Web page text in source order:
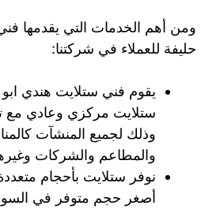
ومن أهم الخدمات التي يقدمها
حليفة للعملاء في شركتنا:
يقوم فني ستلايت هندي
ستلايت مركزي وعادي مع
وذلك لجميع المنشآت
والمطاعم والشركات
نوفر ستلايت بأحجام
أصغر حجم متوفر في